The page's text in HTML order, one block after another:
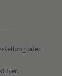
oder
hier.